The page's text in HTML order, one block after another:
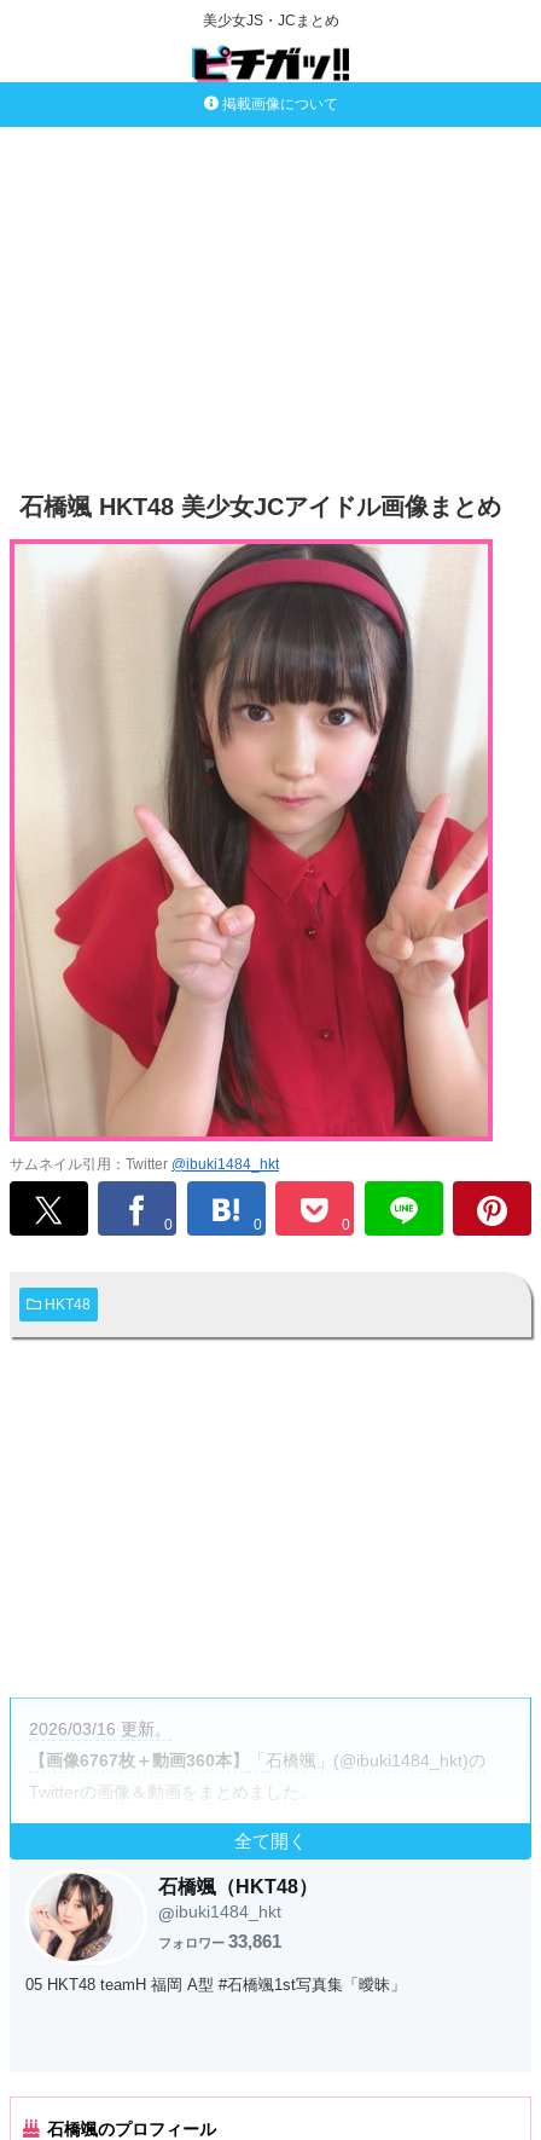
美少女JS・JCまとめ
掲載画像について
石橋颯 HKT48 美少女JCアイドル画像まとめ
サムネイル引用：Twitter @ibuki1484_hkt
0 0 0
HKT48
2026/03/16 更新。
【画像6767枚＋動画360本】
「石橋颯」(@ibuki1484_hkt)の
Twitterの画像＆動画をまとめました。
全て開く
石橋颯（HKT48）
@ibuki1484_hkt
フォロワー 33,861
05 HKT48 teamH 福岡 A型 #石橋颯1st写真集「曖昧」
石橋颯のプロフィール